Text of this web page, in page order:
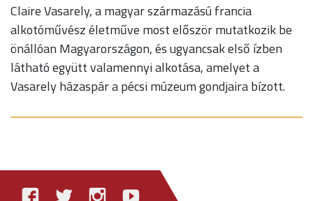
Claire Vasarely, a magyar származású francia
alkotóművész életműve most először mutatkozik be
önállóan Magyarországon, és ugyancsak első ízben
látható együtt valamennyi alkotása, amelyet a
Vasarely házaspár a pécsi múzeum gondjaira bízott.